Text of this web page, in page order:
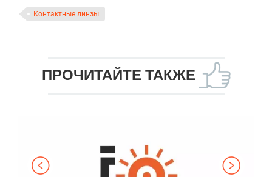
Контактные линзы
ПРОЧИТАЙТЕ ТАКЖЕ